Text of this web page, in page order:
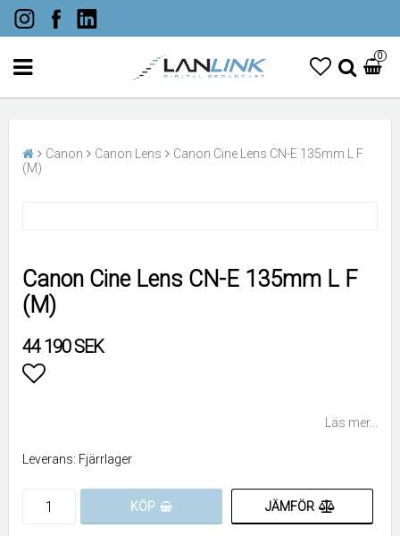
0
Canon Canon Lens
Canon Cine Lens CN-E 135mm L F
(M)
Canon Cine Lens CN-E 135mm L F
(M)
44 190 SEK
Läs mer...
Leverans: Fjärrlager
KÖP JÄMFÖR